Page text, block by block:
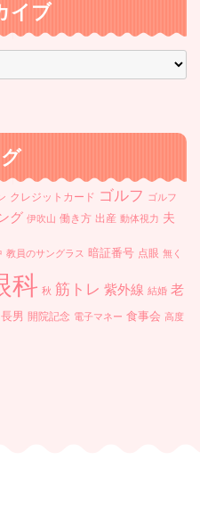
イブ
クレジットカード ゴルフ ゴルフ
グ 伊吹山 働き方 出産 動体視力 夫
教員のサングラス 暗証番号 点眼 無く
科 秋 筋トレ 紫外線 結婚 老
長男 開院記念 電子マネー 食事会 高度